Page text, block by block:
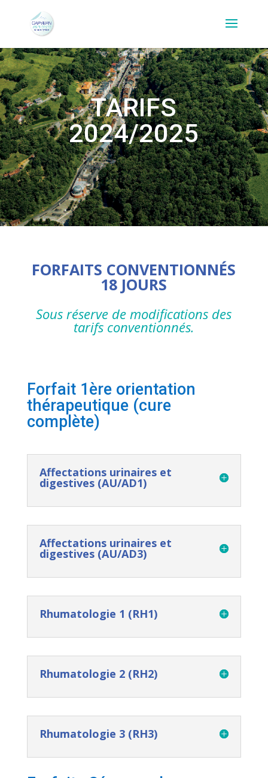
TARIFS
2024/2025
FORFAITS CONVENTIONNÉS
18 JOURS
Sous réserve de modifications des
tarifs conventionnés.
Forfait 1ère orientation
thérapeutique (cure
complète)
Affectations urinaires et
digestives (AU/AD1)
Affectations urinaires et
digestives (AU/AD3)
Rhumatologie 1 (RH1)
Rhumatologie 2 (RH2)
Rhumatologie 3 (RH3)